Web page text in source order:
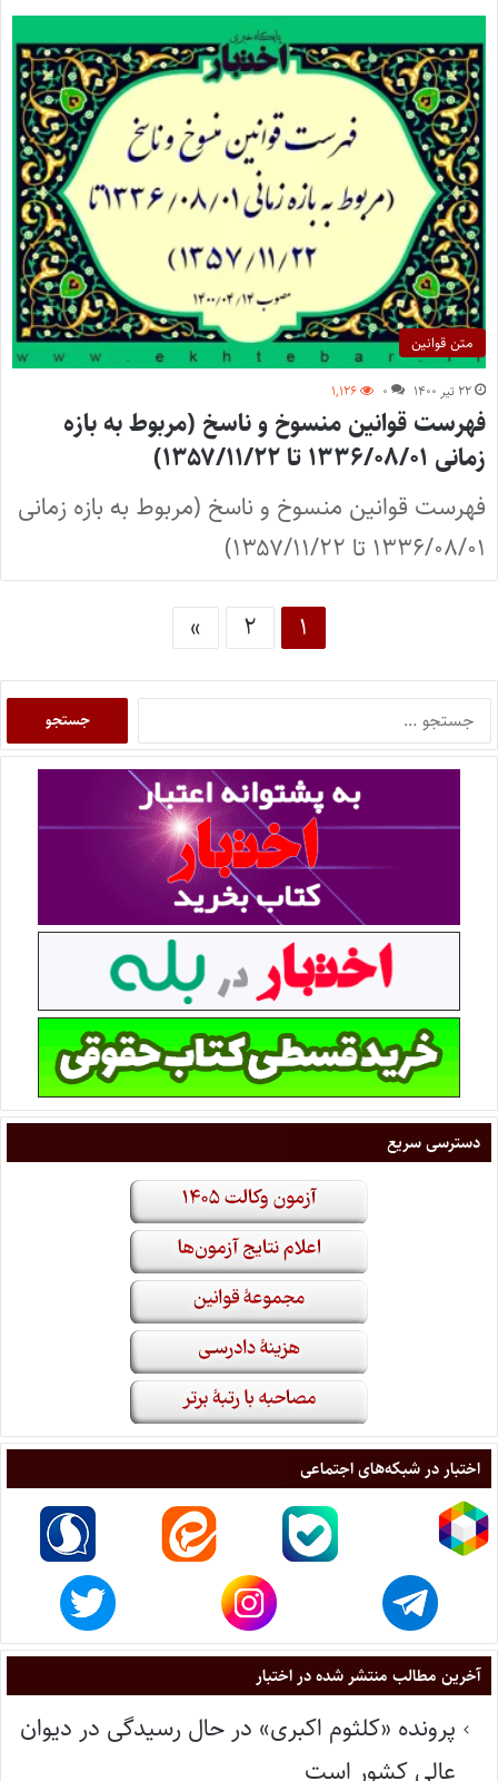
متن قوانین
۲۲ تیر ۱۴۰۰ ۰ ۱,۱۲۶
فهرست قوانین منسوخ و ناسخ (مربوط به بازه
زمانی ۱۳۳۶/۰۸/۰۱ تا ۱۳۵۷/۱۱/۲۲)
فهرست قوانین منسوخ و ناسخ (مربوط به بازه زمانی
۱۳۳۶/۰۸/۰۱ تا ۱۳۵۷/۱۱/۲۲)
۱ ۲ »
دسترسی سریع
اختبار در شبکه‌های اجتماعی
آخرین مطالب منتشر شده در اختبار
پرونده «کلثوم اکبری» در حال رسیدگی در دیوان
عالی کشور است